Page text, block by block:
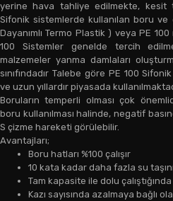
yerine hava tahliye edilmekte, kesit
Sifonik sistemlerde kullanılan boru ve
Dayanımlı Termo Plastik ) veya PE
100 Sistemler genelde tercih
malzemeler yanma damlaları
sınıfındadır Talebe göre PE 100
ve uzun yıllardır piyasada
Boruların temperli olması çok
boru kullanılması halinde, negatif
S çizme hareketi görülebilir.
Avantajları;
Boru hatları %100 çalışır
10 kata kadar daha fazla su
Tam kapasite ile dolu
Kazı sayısında azalmaya bağlı